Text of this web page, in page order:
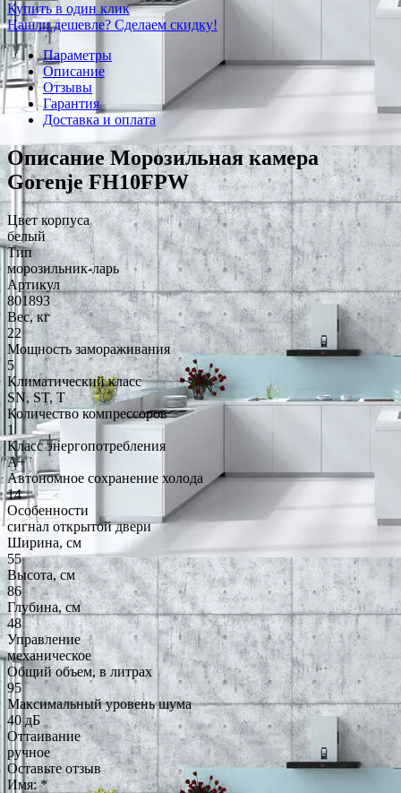
Купить в один клик
Нашли дешевле? Сделаем скидку!
Параметры
Описание
Отзывы
Гарантия
Доставка и оплата
Описание Морозильная камера
Gorenje FH10FPW
Цвет корпуса
белый
Тип
морозильник-ларь
Артикул
801893
Вес, кг
22
Мощность замораживания
5
Климатический класс
SN, ST, T
Количество компрессоров
1
Класс энергопотребления
A+
Автономное сохранение холода
14
Особенности
сигнал открытой двери
Ширина, см
55
Высота, см
86
Глубина, см
48
Управление
механическое
Общий объем, в литрах
95
Максимальный уровень шума
40 дБ
Оттаивание
ручное
Оставьте отзыв
Имя:*